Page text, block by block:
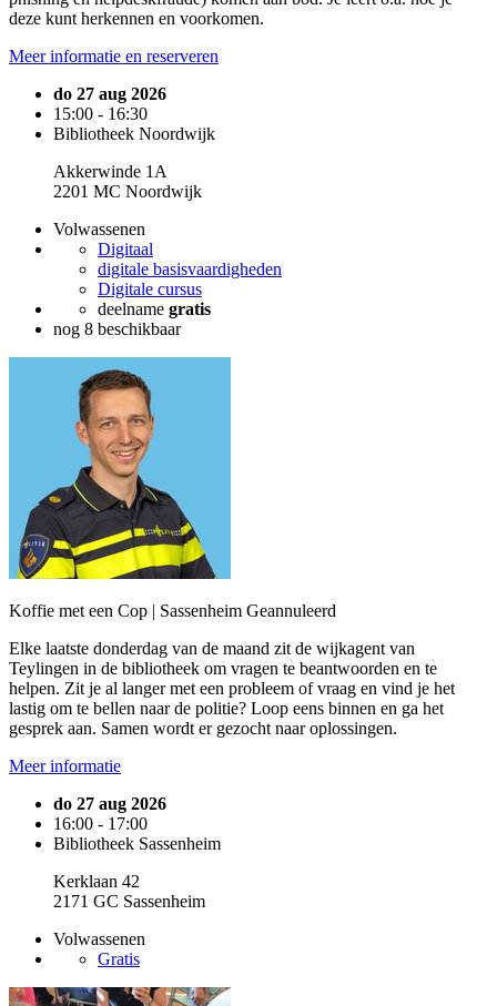
deze kunt herkennen en voorkomen.
Meer informatie en reserveren
do 27 aug 2026
15:00 - 16:30
Bibliotheek Noordwijk
Akkerwinde 1A
2201 MC Noordwijk
Volwassenen
Digitaal
digitale basisvaardigheden
Digitale cursus
deelname gratis
nog 8 beschikbaar
Koffie met een Cop | Sassenheim Geannuleerd
Elke laatste donderdag van de maand zit de wijkagent van
Teylingen in de bibliotheek om vragen te beantwoorden en te
helpen. Zit je al langer met een probleem of vraag en vind je het
lastig om te bellen naar de politie? Loop eens binnen en ga het
gesprek aan. Samen wordt er gezocht naar oplossingen.
Meer informatie
do 27 aug 2026
16:00 - 17:00
Bibliotheek Sassenheim
Kerklaan 42
2171 GC Sassenheim
Volwassenen
Gratis